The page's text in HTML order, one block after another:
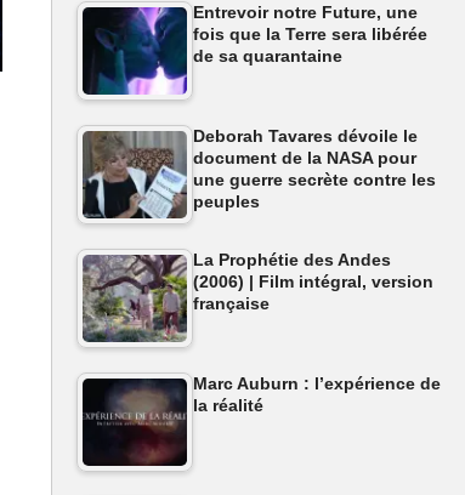
Entrevoir notre Future, une
fois que la Terre sera libérée
de sa quarantaine
Deborah Tavares dévoile le
document de la NASA pour
une guerre secrète contre les
peuples
La Prophétie des Andes
(2006) | Film intégral, version
française
Marc Auburn : l’expérience de
la réalité